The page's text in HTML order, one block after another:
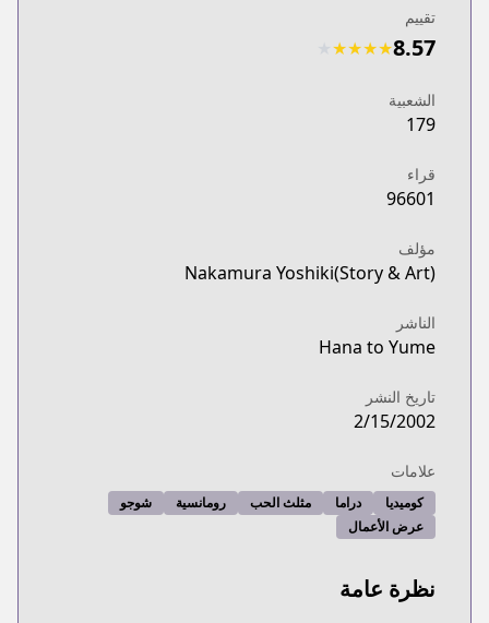
تقييم
8.57
★
★
★
★
الشعبية
179
قراء
96601
مؤلف
Nakamura Yoshiki(Story & Art)
الناشر
Hana to Yume
تاريخ النشر
2/15/2002
علامات
كوميديا دراما مثلث الحب رومانسية
شوجو
عرض الأعمال
نظرة عامة